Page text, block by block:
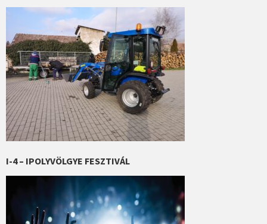
I-4 – IPOLYVÖLGYE FESZTIVÁL